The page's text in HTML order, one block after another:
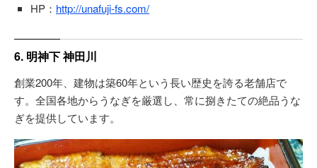
HP： http://unafuji-fs.com/
6. 明神下 神田川
創業200年、建物は築60年という長い歴史を誇る老舗店で
す。全国各地からうなぎを厳選し、常に捌きたての絶品うな
ぎを提供しています。